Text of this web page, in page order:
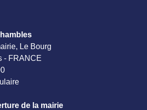
Le Bourg
- FRANCE
de la mairie